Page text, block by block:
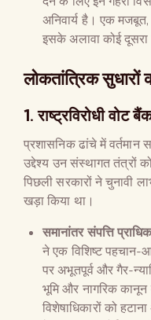
अनिवार्य है। एक
इसके अलावा कोई दूसरा
लोकतांत्रिक सुधारों
1. राष्ट्रविरोधी
प्रशासनिक ढांचे में वर्तमान
उद्देश्य उन संस्थागत तंत्रों
पिछली सरकारों ने चुनावी
खड़ा किया था।
समानांतर संपत्ति
ने एक विशिष्ट पहचान-
पर अभूतपूर्व और गैर-
भूमि और नागरिक
विशेषाधिकारों को